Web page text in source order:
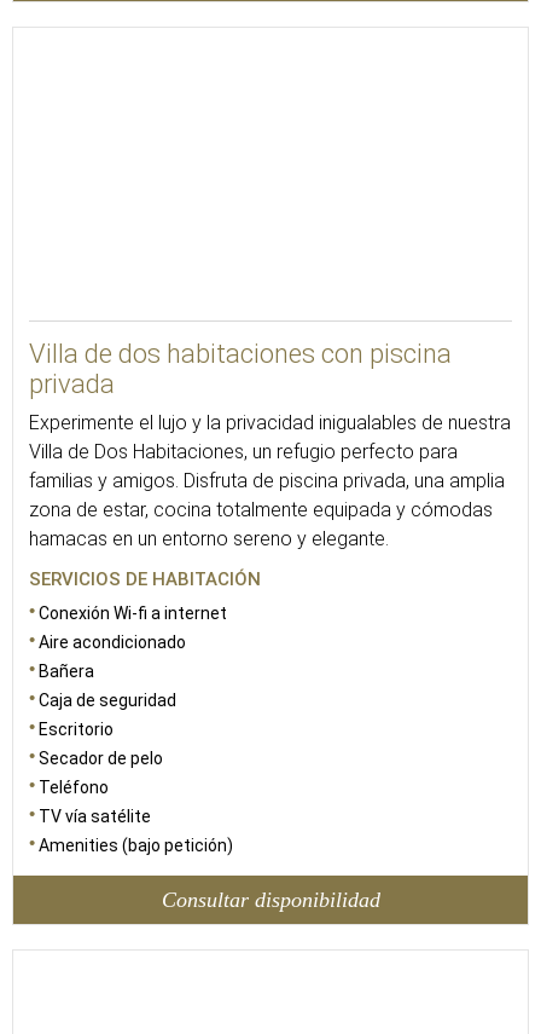
Villa de dos habitaciones con piscina
privada
Experimente el lujo y la privacidad inigualables de nuestra
Villa de Dos Habitaciones, un refugio perfecto para
familias y amigos. Disfruta de piscina privada, una amplia
zona de estar, cocina totalmente equipada y cómodas
hamacas en un entorno sereno y elegante.
SERVICIOS DE HABITACIÓN
Conexión Wi-fi a internet
Aire acondicionado
Bañera
Caja de seguridad
Escritorio
Secador de pelo
Teléfono
TV vía satélite
Amenities (bajo petición)
Consultar disponibilidad